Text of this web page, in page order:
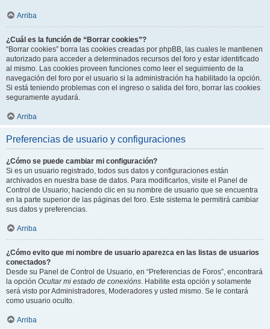
Arriba
¿Cuál es la función de “Borrar cookies”?
“Borrar cookies” borra las cookies creadas por phpBB, las cuales le mantienen
autorizado para acceder a determinados recursos del foro y estar identificado
al mismo. Las cookies proveen funciones como leer el seguimiento de la
navegación del foro por el usuario si la administración ha habilitado la opción.
Si está teniendo problemas con el ingreso o salida del foro, borrar las cookies
seguramente ayudará.
Arriba
Preferencias de usuario y configuraciones
¿Cómo se puede cambiar mi configuración?
Si es un usuario registrado, todos sus datos y configuraciones están
archivados en nuestra base de datos. Para modificarlos, visite el Panel de
Control de Usuario; haciendo clic en su nombre de usuario que se encuentra
en la parte superior de las páginas del foro. Este sistema le permitirá cambiar
sus datos y preferencias.
Arriba
¿Cómo evito que mi nombre de usuario aparezca en las listas de usuarios
conectados?
Desde su Panel de Control de Usuario, en “Preferencias de Foros”, encontrará
la opción Ocultar mi estado de conexións. Habilite esta opción y solamente
será visto por Administradores, Moderadores y usted mismo. Se le contará
como usuario oculto.
Arriba